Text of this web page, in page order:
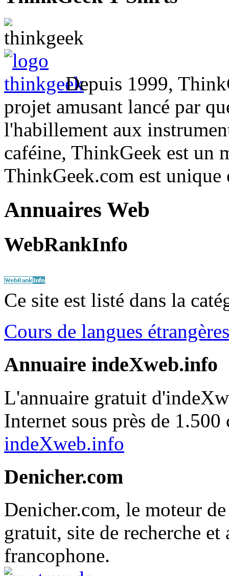
Depuis 1999,
projet amusant lancé par
l'habillement aux
caféine, ThinkGeek est un
ThinkGeek.com est unique
Annuaires Web
WebRankInfo
Ce site est listé dans la
Cours de langues étrangères
Annuaire indeXweb.info
L'annuaire gratuit
Internet sous près de
indeXweb.info
Denicher.com
Denicher.com, le moteur
gratuit, site de recherche et
francophone.